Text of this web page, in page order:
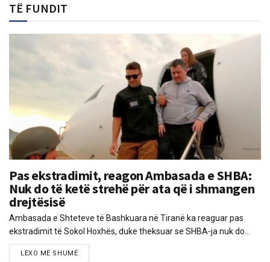
TË FUNDIT
Pas ekstradimit, reagon Ambasada e SHBA:
Nuk do të ketë strehë për ata që i shmangen
drejtësisë
Ambasada e Shteteve të Bashkuara në Tiranë ka reaguar pas
ekstradimit të Sokol Hoxhës, duke theksuar se SHBA-ja nuk do...
LEXO MË SHUMË